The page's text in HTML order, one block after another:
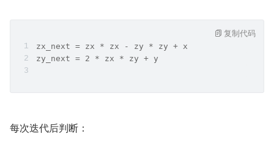
zx_next = zx * zx - zy * zy + x
zy_next = 2 * zx * zy + y
复制代码
每次迭代后判断：